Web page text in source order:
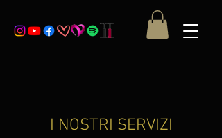
I NOSTRI SERVIZI